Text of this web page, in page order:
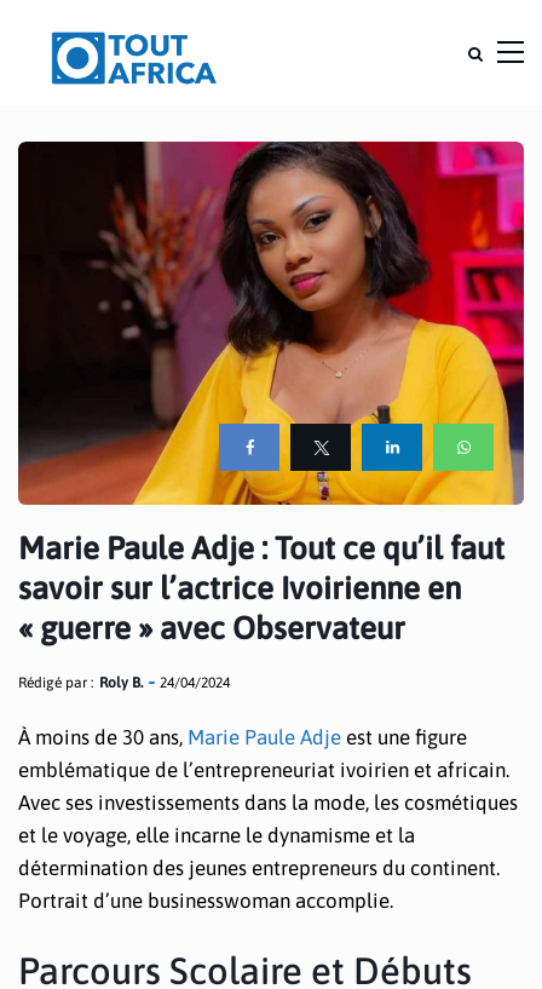
Marie Paule Adje : Tout ce qu’il faut
savoir sur l’actrice Ivoirienne en
« guerre » avec Observateur
Rédigé par : Roly B. 24/04/2024
À moins de 30 ans, Marie Paule Adje est une figure
emblématique de l’entrepreneuriat ivoirien et africain.
Avec ses investissements dans la mode, les cosmétiques
et le voyage, elle incarne le dynamisme et la
détermination des jeunes entrepreneurs du continent.
Portrait d’une businesswoman accomplie.
Parcours Scolaire et Débuts